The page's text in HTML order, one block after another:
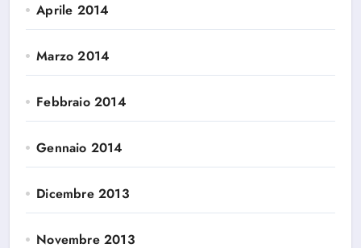
Aprile 2014
Marzo 2014
Febbraio 2014
Gennaio 2014
Dicembre 2013
Novembre 2013